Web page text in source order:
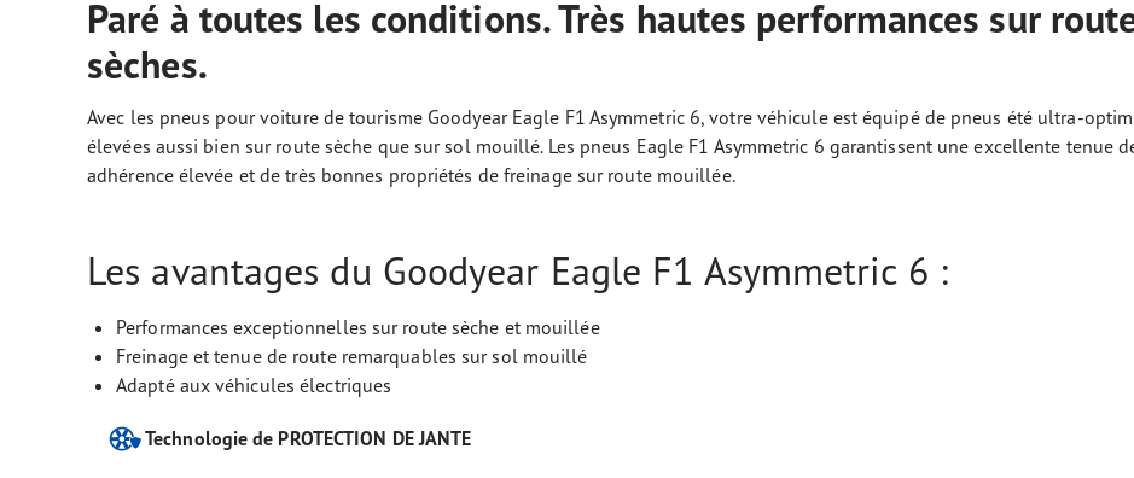
Paré à toutes les conditions. Très hautes performances sur
sèches.
Avec les pneus pour voiture de tourisme Goodyear Eagle F1 Asymmetric 6, votre véhicule est équipé de pneus été ultra-
élevées aussi bien sur route sèche que sur sol mouillé. Les pneus Eagle F1 Asymmetric 6 garantissent une excellente tenue
adhérence élevée et de très bonnes propriétés de freinage sur route mouillée.
Les avantages du Goodyear Eagle F1 Asymmetric 6 :
Performances exceptionnelles sur route sèche et mouillée
Freinage et tenue de route remarquables sur sol mouillé
Adapté aux véhicules électriques
Technologie de PROTECTION DE JANTE